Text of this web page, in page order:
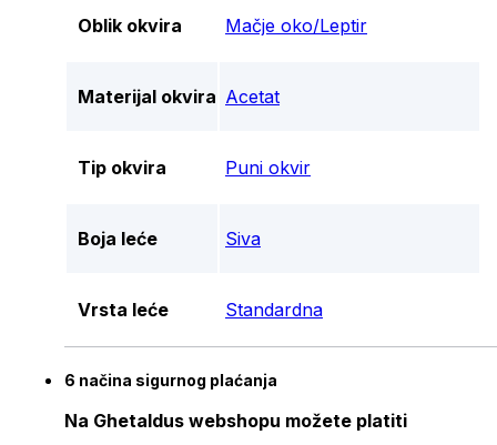
Oblik okvira Mačje oko/Leptir
Materijal okvira Acetat
Tip okvira Puni okvir
Boja leće Siva
Vrsta leće Standardna
6 načina sigurnog plaćanja
Na Ghetaldus webshopu možete platiti